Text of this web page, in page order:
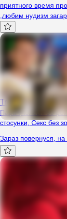
приятного время
,любим нудизм
TrojmiastoPL
Пара (Чоловік 35
стосунки,Секс без
Зараз повернуся
на